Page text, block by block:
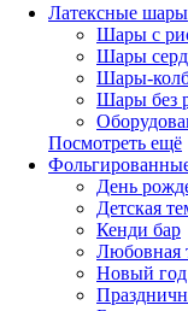
Латексные шары
Шары с
Шары
Шары-
Шары без
Посмотреть ещё
День
Детская
Кенди бар
Любовная
Новый год